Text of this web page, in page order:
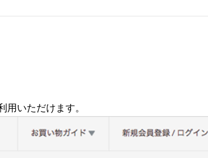
いただけます。